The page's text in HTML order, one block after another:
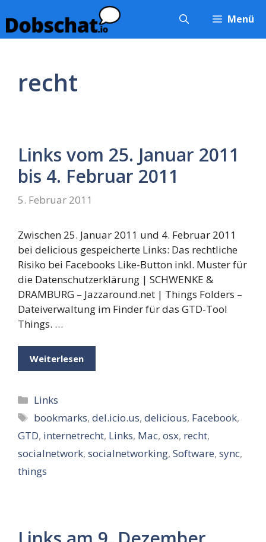
Inhalt
springen
Menü
recht
Links vom 25. Januar 2011
bis 4. Februar 2011
5. Februar 2011
Zwischen 25. Januar 2011 und 4. Februar 2011
bei delicious gespeicherte Links: Das rechtliche
Risiko bei Facebooks Like-Button inkl. Muster für
die Datenschutzerklärung | SCHWENKE &
DRAMBURG – Jazzaround.net | Things Folders –
Dateiverwaltung im Finder für das GTD-Tool
Things. …
Weiterlesen
Kategorien
Links
Schlagwörter
bookmarks,del.icio.us,delicious, Facebook,
GTD, internetrecht, Links, Mac, osx, recht,
socialnetwork, socialnetworking, Software, sync,
things